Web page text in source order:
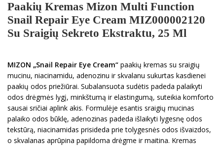
Paakių Kremas Mizon Multi Function
Snail Repair Eye Cream MIZ000002120
Su Sraigių Sekreto Ekstraktu, 25 Ml
MIZON „Snail Repair Eye Cream“ paakių kremas su sraigių
mucinu, niacinamidu, adenozinu ir skvalanu sukurtas kasdienei
paakių odos priežiūrai. Subalansuota sudėtis padeda palaikyti
odos drėgmės lygį, minkštumą ir elastingumą, suteikia komforto
sausai sričiai aplink akis. Formulėje esantis sraigių mucinas
palaiko odos būklę, adenozinas padeda išlaikyti lygesnę odos
tekstūrą, niacinamidas prisideda prie tolygesnės odos išvaizdos,
o skvalanas aprūpina papildoma drėgme ir maitina. Kremas